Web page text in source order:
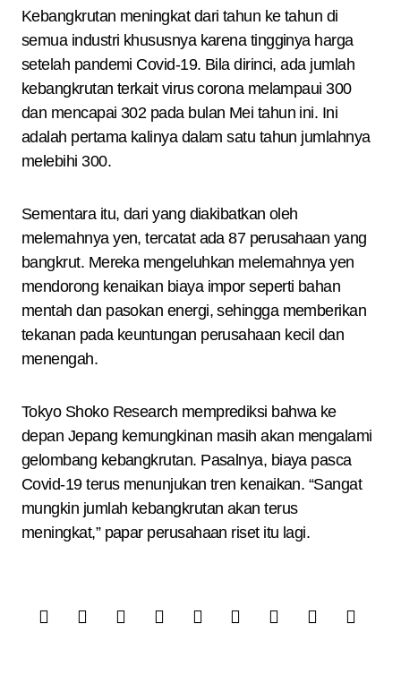
Kebangkrutan meningkat dari tahun ke tahun di
semua industri khususnya karena tingginya harga
setelah pandemi Covid-19. Bila dirinci, ada jumlah
kebangkrutan terkait virus corona melampaui 300
dan mencapai 302 pada bulan Mei tahun ini. Ini
adalah pertama kalinya dalam satu tahun jumlahnya
melebihi 300.
Sementara itu, dari yang diakibatkan oleh
melemahnya yen, tercatat ada 87 perusahaan yang
bangkrut. Mereka mengeluhkan melemahnya yen
mendorong kenaikan biaya impor seperti bahan
mentah dan pasokan energi, sehingga memberikan
tekanan pada keuntungan perusahaan kecil dan
menengah.
Tokyo Shoko Research memprediksi bahwa ke
depan Jepang kemungkinan masih akan mengalami
gelombang kebangkrutan. Pasalnya, biaya pasca
Covid-19 terus menunjukan tren kenaikan. “Sangat
mungkin jumlah kebangkrutan akan terus
meningkat,” papar perusahaan riset itu lagi.